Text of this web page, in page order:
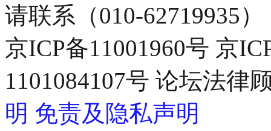
请联系（010-62719935）
京ICP备11001960号 京
1101084107号 论坛法律
明 免责及隐私声明